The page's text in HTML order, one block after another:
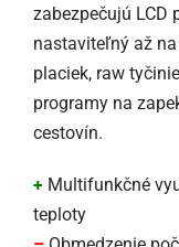
zabezpečujú LCD
nastaviteľný až
placiek, raw
programy na
cestovín.
+ Multifunkčné
teploty